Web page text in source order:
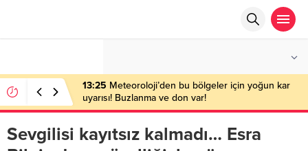
13:25 Meteoroloji’den bu bölgeler için yoğun kar
uyarısı! Buzlanma ve don var!
Sevgilisi kayıtsız kalmadı… Esra